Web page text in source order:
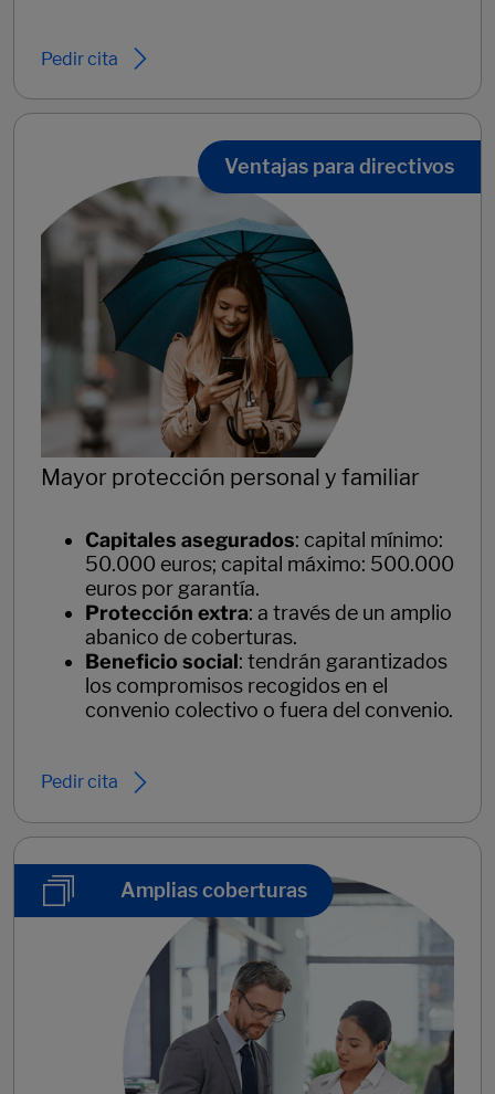
Pedir cita
Ventajas para directivos
Mayor protección personal y familiar
Capitales asegurados: capital mínimo:
50.000 euros; capital máximo: 500.000
euros por garantía.
Protección extra: a través de un amplio
abanico de coberturas.
Beneficio social: tendrán garantizados
los compromisos recogidos en el
convenio colectivo o fuera del convenio.
Pedir cita
Amplias coberturas